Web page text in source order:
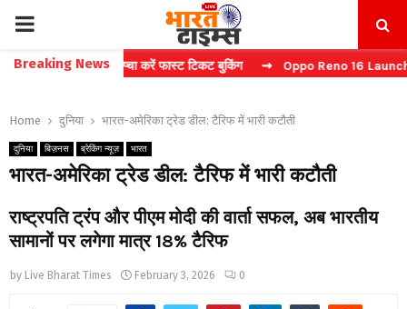
PRIMARY
MENU
Breaking News
बिना कैप्चा करें फास्ट टिकट बुकिंग ⇝ Oppo Reno 16 Launch: 2 जुलाई
Home दुनिया भारत-अमेरिका ट्रेड डील: टैरिफ में भारी कटौती
दुनिया बिज़नस ब्रेकिंग न्यूज़ भारत
भारत-अमेरिका ट्रेड डील: टैरिफ में भारी कटौती
राष्ट्रपति ट्रंप और पीएम मोदी की वार्ता सफल, अब भारतीय
सामानों पर लगेगा मात्र 18% टैरिफ
by Live Bharat Times February 3, 2026 0